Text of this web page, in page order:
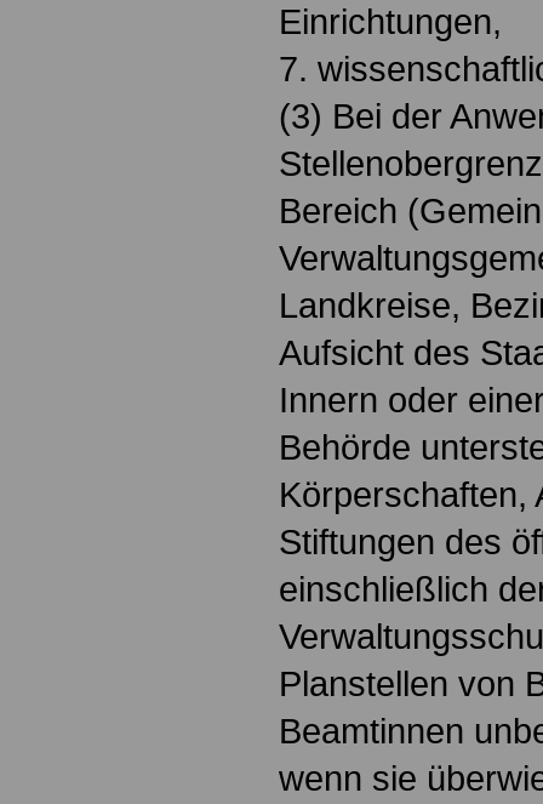
Einrichtungen,
7.
(3) Bei der
Bereich
Landkreise,
Aufsicht des
Innern oder
Behörde
Körperschaften,
Stiftungen des
einschließlich
Planstellen von
Beamtinnen
wenn sie